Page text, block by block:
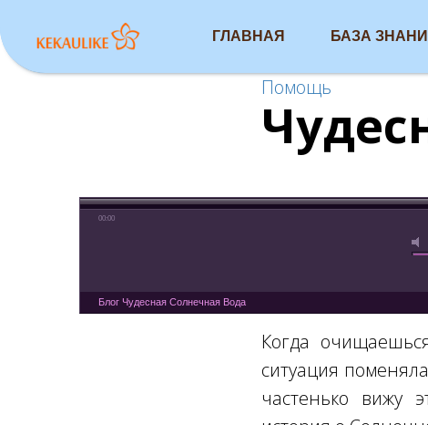
ГЛАВНАЯ БАЗА
Помощь
00:00
Блог Чудесная Солнечная Вода
Когда
ситуация
частенько вижу